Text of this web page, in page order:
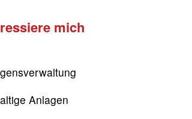
mich
Anlagen